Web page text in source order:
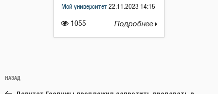
1055
Мой университет 22.11.2023 14:15
Подробнее
по
Предыдущая
запись:
НАЗАД